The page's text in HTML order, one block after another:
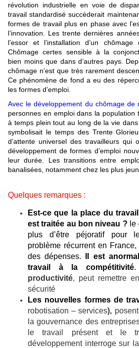
révolution industrielle en voie de
travail standardisé succèderait
formes de travail plus en phase avec
l’innovation. Les trente dernières
l’essor et l’installation d’un
Chômage certes sensible à la
bien moins que dans d’autres pays.
chômage n’est que très rarement
Ce phénomène de fond a eu des
les formes d’emploi.
Avec le développement du chômage de
personnes en emploi dans la population
à temps plein tout au long de la vie
symbolisait le temps des Trente
d’attente universel des travailleurs qui
développement de formes d’emploi
leur durée. Les transitions entre
banalisées, notamment chez les plus
Quelques remarques :
Est-ce que la place du
est traitée au bon niveau ? le
plus d’être péjoratif pour
problème récurrent en
des dépenses.
Il est
travail à la compétitivité
productivité, peut remettre
sécurité
Les nouvelles formes de
robotisation – services),
la gouvernance des
le travail présent et le
développement interroge sur